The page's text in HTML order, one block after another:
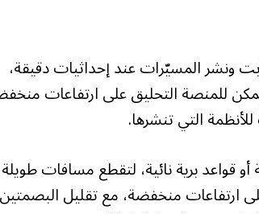
ونشر المسيّرات عند إحداثيات دقيقة،
للمنصة التحليق على ارتفاعات
التي تنشرها.
قواعد برية نائية، لتقطع مسافات طويلة
منخفضة، مع تقليل البصمتين